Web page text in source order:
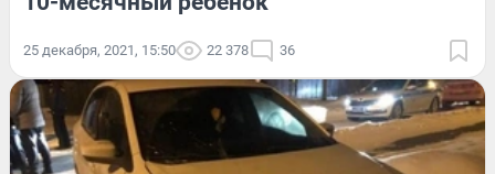
25 декабря, 2021, 15:50 22 378 36